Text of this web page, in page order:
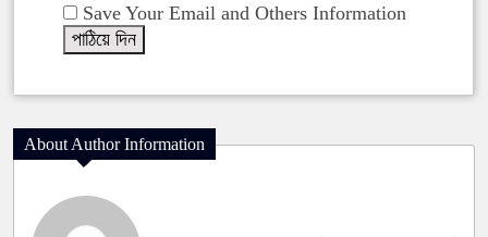
Save Your Email and Others Information
About Author Information